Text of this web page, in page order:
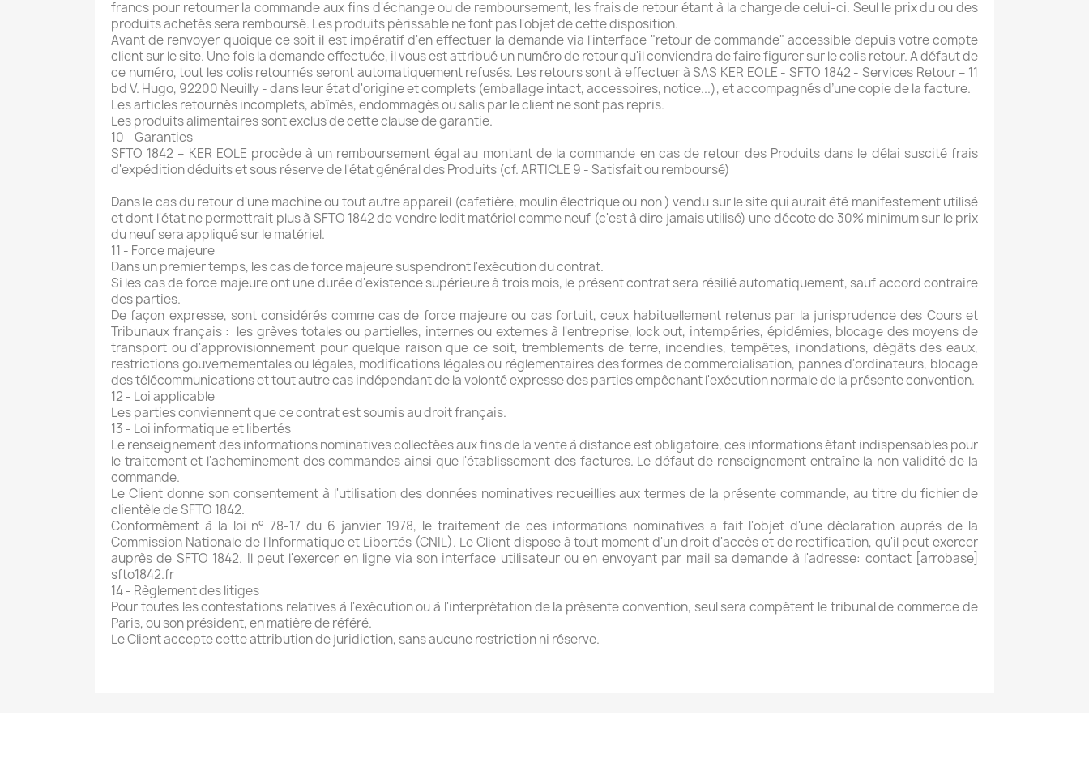
francs pour retourner la commande aux fins d'échange ou de remboursement, les frais de retour étant à la charge de celui-ci. Seul le prix du ou des
produits achetés sera remboursé. Les produits périssable ne font pas l'objet de cette disposition.
Avant de renvoyer quoique ce soit il est impératif d'en effectuer la demande via l'interface "retour de commande" accessible depuis votre compte
client sur le site. Une fois la demande effectuée, il vous est attribué un numéro de retour qu'il conviendra de faire figurer sur le colis retour. A défaut de
ce numéro, tout les colis retournés seront automatiquement refusés. Les retours sont à effectuer à SAS KER EOLE - SFTO 1842 - Services Retour – 11
bd V. Hugo, 92200 Neuilly - dans leur état d'origine et complets (emballage intact, accessoires, notice...), et accompagnés d’une copie de la facture.
Les articles retournés incomplets, abîmés, endommagés ou salis par le client ne sont pas repris.
Les produits alimentaires sont exclus de cette clause de garantie.
10 - Garanties
SFTO 1842 – KER EOLE procède à un remboursement égal au montant de la commande en cas de retour des Produits dans le délai suscité frais
d'expédition déduits et sous réserve de l'état général des Produits (cf. ARTICLE 9 - Satisfait ou remboursé)
Dans le cas du retour d'une machine ou tout autre appareil (cafetière, moulin électrique ou non ) vendu sur le site qui aurait été manifestement utilisé
et dont l'état ne permettrait plus à SFTO 1842 de vendre ledit matériel comme neuf (c'est à dire jamais utilisé) une décote de 30% minimum sur le prix
du neuf sera appliqué sur le matériel.
11 - Force majeure
Dans un premier temps, les cas de force majeure suspendront l'exécution du contrat.
Si les cas de force majeure ont une durée d'existence supérieure à trois mois, le présent contrat sera résilié automatiquement, sauf accord contraire
des parties.
De façon expresse, sont considérés comme cas de force majeure ou cas fortuit, ceux habituellement retenus par la jurisprudence des Cours et
Tribunaux français : les grèves totales ou partielles, internes ou externes à l'entreprise, lock out, intempéries, épidémies, blocage des moyens de
transport ou d'approvisionnement pour quelque raison que ce soit, tremblements de terre, incendies, tempêtes, inondations, dégâts des eaux,
restrictions gouvernementales ou légales, modifications légales ou réglementaires des formes de commercialisation, pannes d'ordinateurs, blocage
des télécommunications et tout autre cas indépendant de la volonté expresse des parties empêchant l'exécution normale de la présente convention.
12 - Loi applicable
Les parties conviennent que ce contrat est soumis au droit français.
13 - Loi informatique et libertés
Le renseignement des informations nominatives collectées aux fins de la vente à distance est obligatoire, ces informations étant indispensables pour
le traitement et l'acheminement des commandes ainsi que l'établissement des factures. Le défaut de renseignement entraîne la non validité de la
commande.
Le Client donne son consentement à l'utilisation des données nominatives recueillies aux termes de la présente commande, au titre du fichier de
clientèle de SFTO 1842.
Conformément à la loi n° 78-17 du 6 janvier 1978, le traitement de ces informations nominatives a fait l'objet d'une déclaration auprès de la
Commission Nationale de l'Informatique et Libertés (CNIL). Le Client dispose à tout moment d'un droit d'accès et de rectification, qu'il peut exercer
auprès de SFTO 1842. Il peut l'exercer en ligne via son interface utilisateur ou en envoyant par mail sa demande à l'adresse: contact [arrobase]
sfto1842.fr
14 - Règlement des litiges
Pour toutes les contestations relatives à l'exécution ou à l'interprétation de la présente convention, seul sera compétent le tribunal de commerce de
Paris, ou son président, en matière de référé.
Le Client accepte cette attribution de juridiction, sans aucune restriction ni réserve.